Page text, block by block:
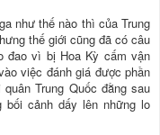
như thế nào thì của Trung
thế giới cũng đã có câu
đao vì bị Hoa Kỳ cấm vận
việc đánh giá được phần
Trung Quốc đằng sau
bối cảnh dấy lên những lo